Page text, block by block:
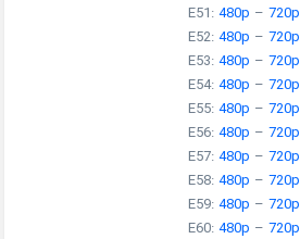
E51:480p – 720p
E52:480p – 720p
E53:480p – 720p
E54:480p – 720p
E55:480p – 720p
E56:480p – 720p
E57:480p – 720p
E58:480p – 720p
E59:480p – 720p
E60:480p – 720p